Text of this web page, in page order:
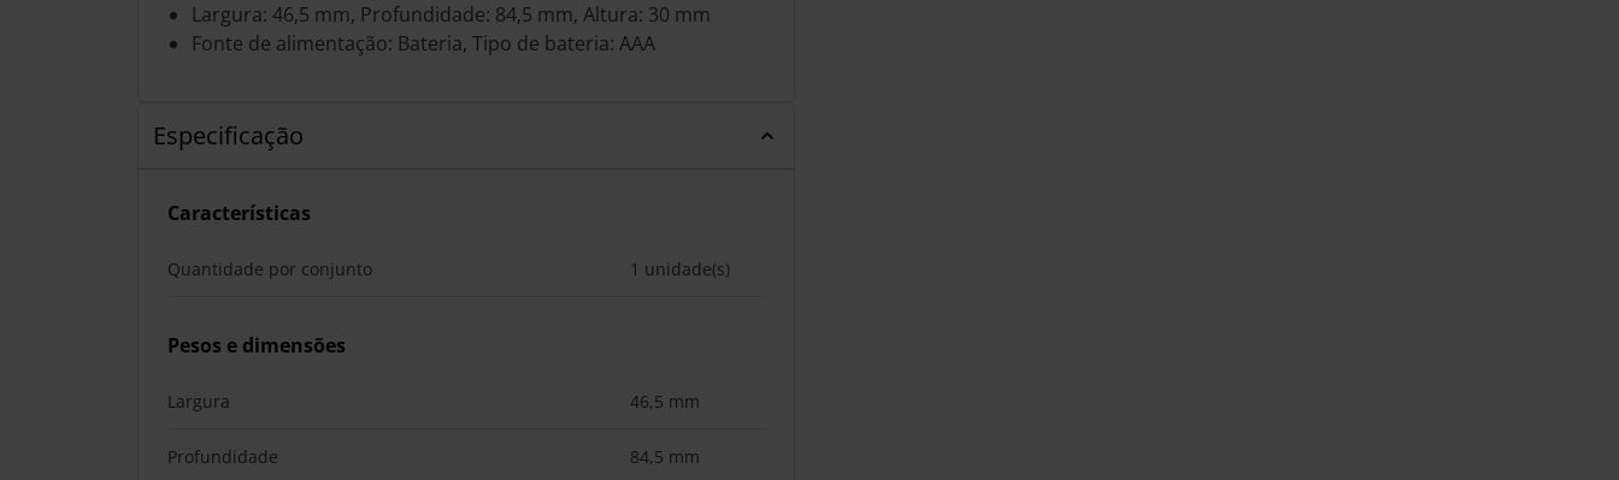
Largura: 46,5 mm, Profundidade: 84,5 mm, Altura: 30 mm
Fonte de alimentação: Bateria, Tipo de bateria: AAA
Especificação
Características
Quantidade por conjunto 1 unidade(s)
Pesos e dimensões
Largura 46,5 mm
Profundidade 84,5 mm